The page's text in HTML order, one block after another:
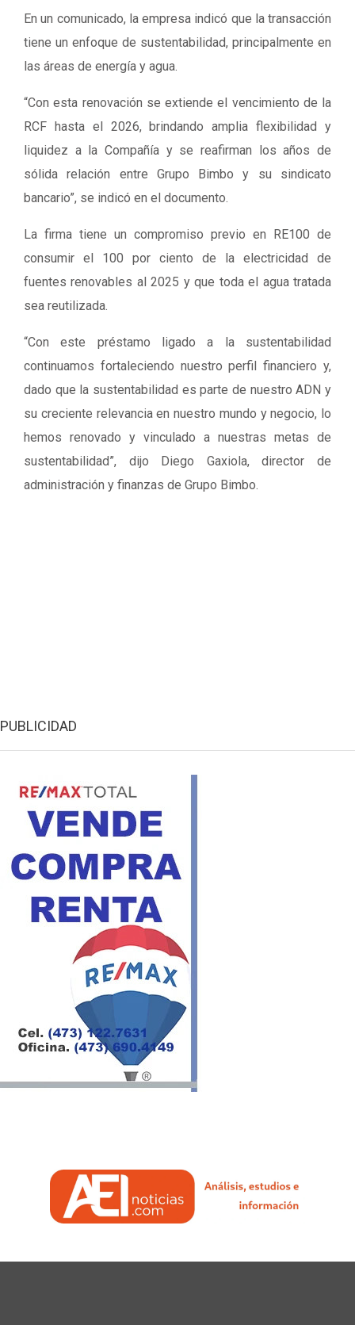
En un comunicado, la empresa indicó que la transacción
tiene un enfoque de sustentabilidad, principalmente en
las áreas de energía y agua.
“Con esta renovación se extiende el vencimiento de la
RCF hasta el 2026, brindando amplia flexibilidad y
liquidez a la Compañía y se reafirman los años de
sólida relación entre Grupo Bimbo y su sindicato
bancario”, se indicó en el documento.
La firma tiene un compromiso previo en RE100 de
consumir el 100 por ciento de la electricidad de
fuentes renovables al 2025 y que toda el agua tratada
sea reutilizada.
“Con este préstamo ligado a la sustentabilidad
continuamos fortaleciendo nuestro perfil financiero y,
dado que la sustentabilidad es parte de nuestro ADN y
su creciente relevancia en nuestro mundo y negocio, lo
hemos renovado y vinculado a nuestras metas de
sustentabilidad”, dijo Diego Gaxiola, director de
administración y finanzas de Grupo Bimbo.
PUBLICIDAD